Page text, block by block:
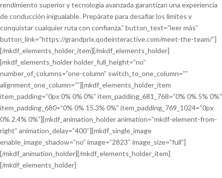
rendimiento superior y tecnología avanzada garantizan una experiencia
de conducción inigualable. Prepárate para desafiar los límites y
conquistar cualquier ruta con confianza.” button_text=”leer más”
button_link=”https://grandprix.qodeinteractive.com/meet-the-team/”]
[/mkdf_elements_holder_item][/mkdf_elements_holder]
[mkdf_elements_holder holder_full_height=”no”
number_of_columns=”one-column” switch_to_one_column=””
alignment_one_column=””][mkdf_elements_holder_item
item_padding=”0px 0% 0% 0%” item_padding_681_768=”0% 0% 5% 0%”
item_padding_680=”0% 0% 15.3% 0%” item_padding_769_1024=”0px
0% 2.4% 0%”][mkdf_animation_holder animation=”mkdf-element-from-
right” animation_delay=”400″][mkdf_single_image
enable_image_shadow=”no” image=”2823″ image_size=”full”]
[/mkdf_animation_holder][/mkdf_elements_holder_item]
[/mkdf_elements_holder]